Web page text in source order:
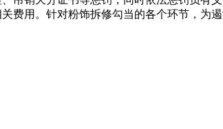
费用。针对粉饰拆修勾当的各个环节，为